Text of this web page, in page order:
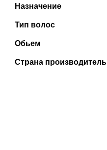
Назначение
Тип волос
Обьем
Страна производитель